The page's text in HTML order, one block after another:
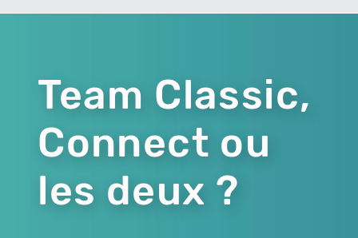
Team Classic,
Connect ou
les deux ?